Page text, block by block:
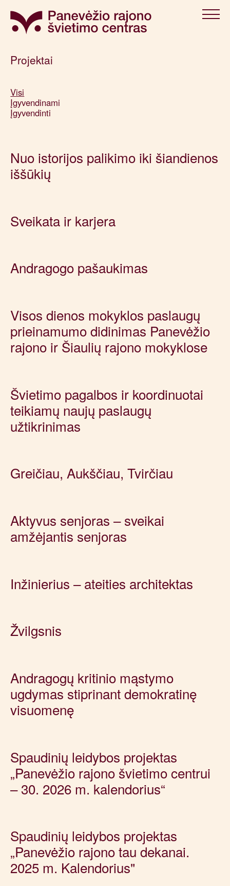
Projektai
Visi
Įgyvendinami
Įgyvendinti
Nuo istorijos palikimo iki šiandienos
iššūkių
Sveikata ir karjera
Andragogo pašaukimas
Visos dienos mokyklos paslaugų
prieinamumo didinimas Panevėžio
rajono ir Šiaulių rajono mokyklose
Švietimo pagalbos ir koordinuotai
teikiamų naujų paslaugų
užtikrinimas
Greičiau, Aukščiau, Tvirčiau
Aktyvus senjoras – sveikai
amžėjantis senjoras
Inžinierius – ateities architektas
Žvilgsnis
Andragogų kritinio mąstymo
ugdymas stiprinant demokratinę
visuomenę
Spaudinių leidybos projektas
„Panevėžio rajono švietimo centrui
– 30. 2026 m. kalendorius“
Spaudinių leidybos projektas
„Panevėžio rajono tau dekanai.
2025 m. Kalendorius"